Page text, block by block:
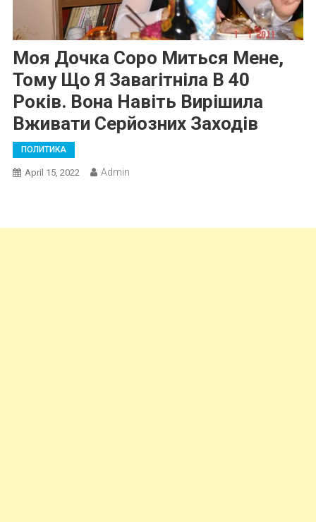
Моя Дочка Соро Миться Мене,
Тому Що Я Заваrітніла В 40
Років. Вона Навіть Вирішила
Вживати Серйозних Заходів
ПОЛИТИКА
April 15, 2022 Admin